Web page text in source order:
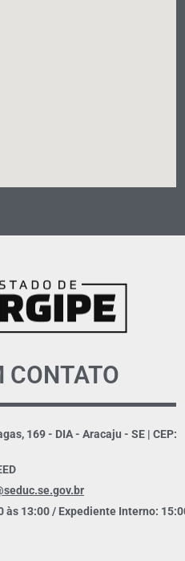
CONTATO
169 - DIA - Aracaju - SE | CEP:
às 13:00 / Expediente Interno: